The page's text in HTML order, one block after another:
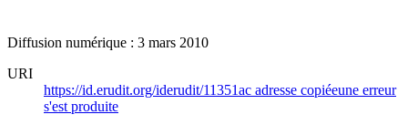
Diffusion numérique : 3 mars 2010
URI
https://id.erudit.org/iderudit/11351ac adresse copiéeune erreur
s'est produite